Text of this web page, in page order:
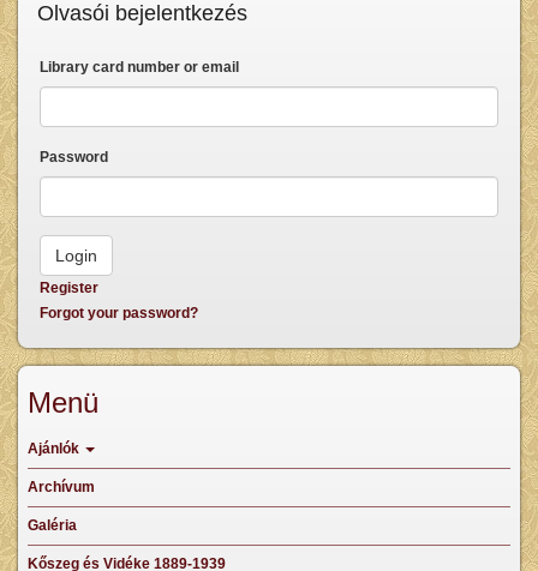
Olvasói bejelentkezés
Library card number or email
Password
Register
Forgot your password?
Menü
Ajánlók
Archívum
Galéria
Kőszeg és Vidéke 1889-1939